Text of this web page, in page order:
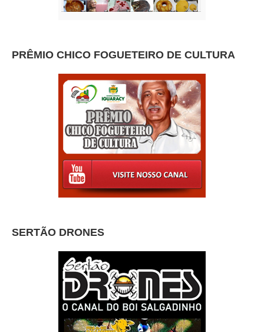
PRÊMIO CHICO FOGUETEIRO DE CULTURA
SERTÃO DRONES